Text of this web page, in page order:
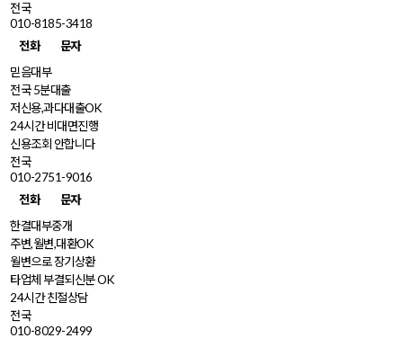
전국
010-8185-3418
전화
문자
믿음대부
전국 5분대출
저신용,과다대출OK
24시간 비대면진행
신용조회 안합니다
전국
010-2751-9016
전화
문자
한결대부중개
주변,월변,대환OK
월변으로 장기상환
타업체 부결되신분 OK
24시간 친절상담
전국
010-8029-2499